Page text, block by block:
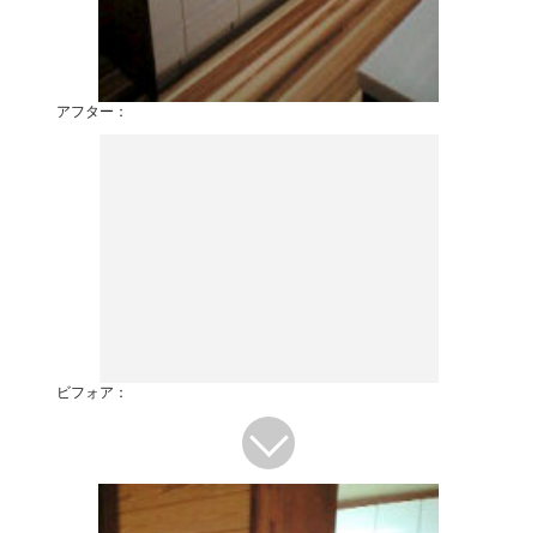
アフター：
ビフォア：